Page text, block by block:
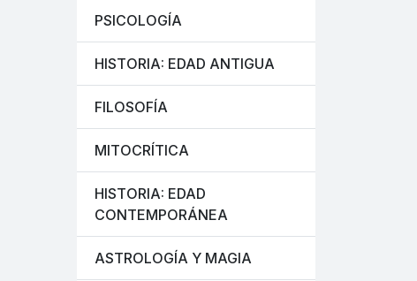
PSICOLOGÍA
HISTORIA: EDAD ANTIGUA
FILOSOFÍA
MITOCRÍTICA
HISTORIA: EDAD
CONTEMPORÁNEA
ASTROLOGÍA Y MAGIA